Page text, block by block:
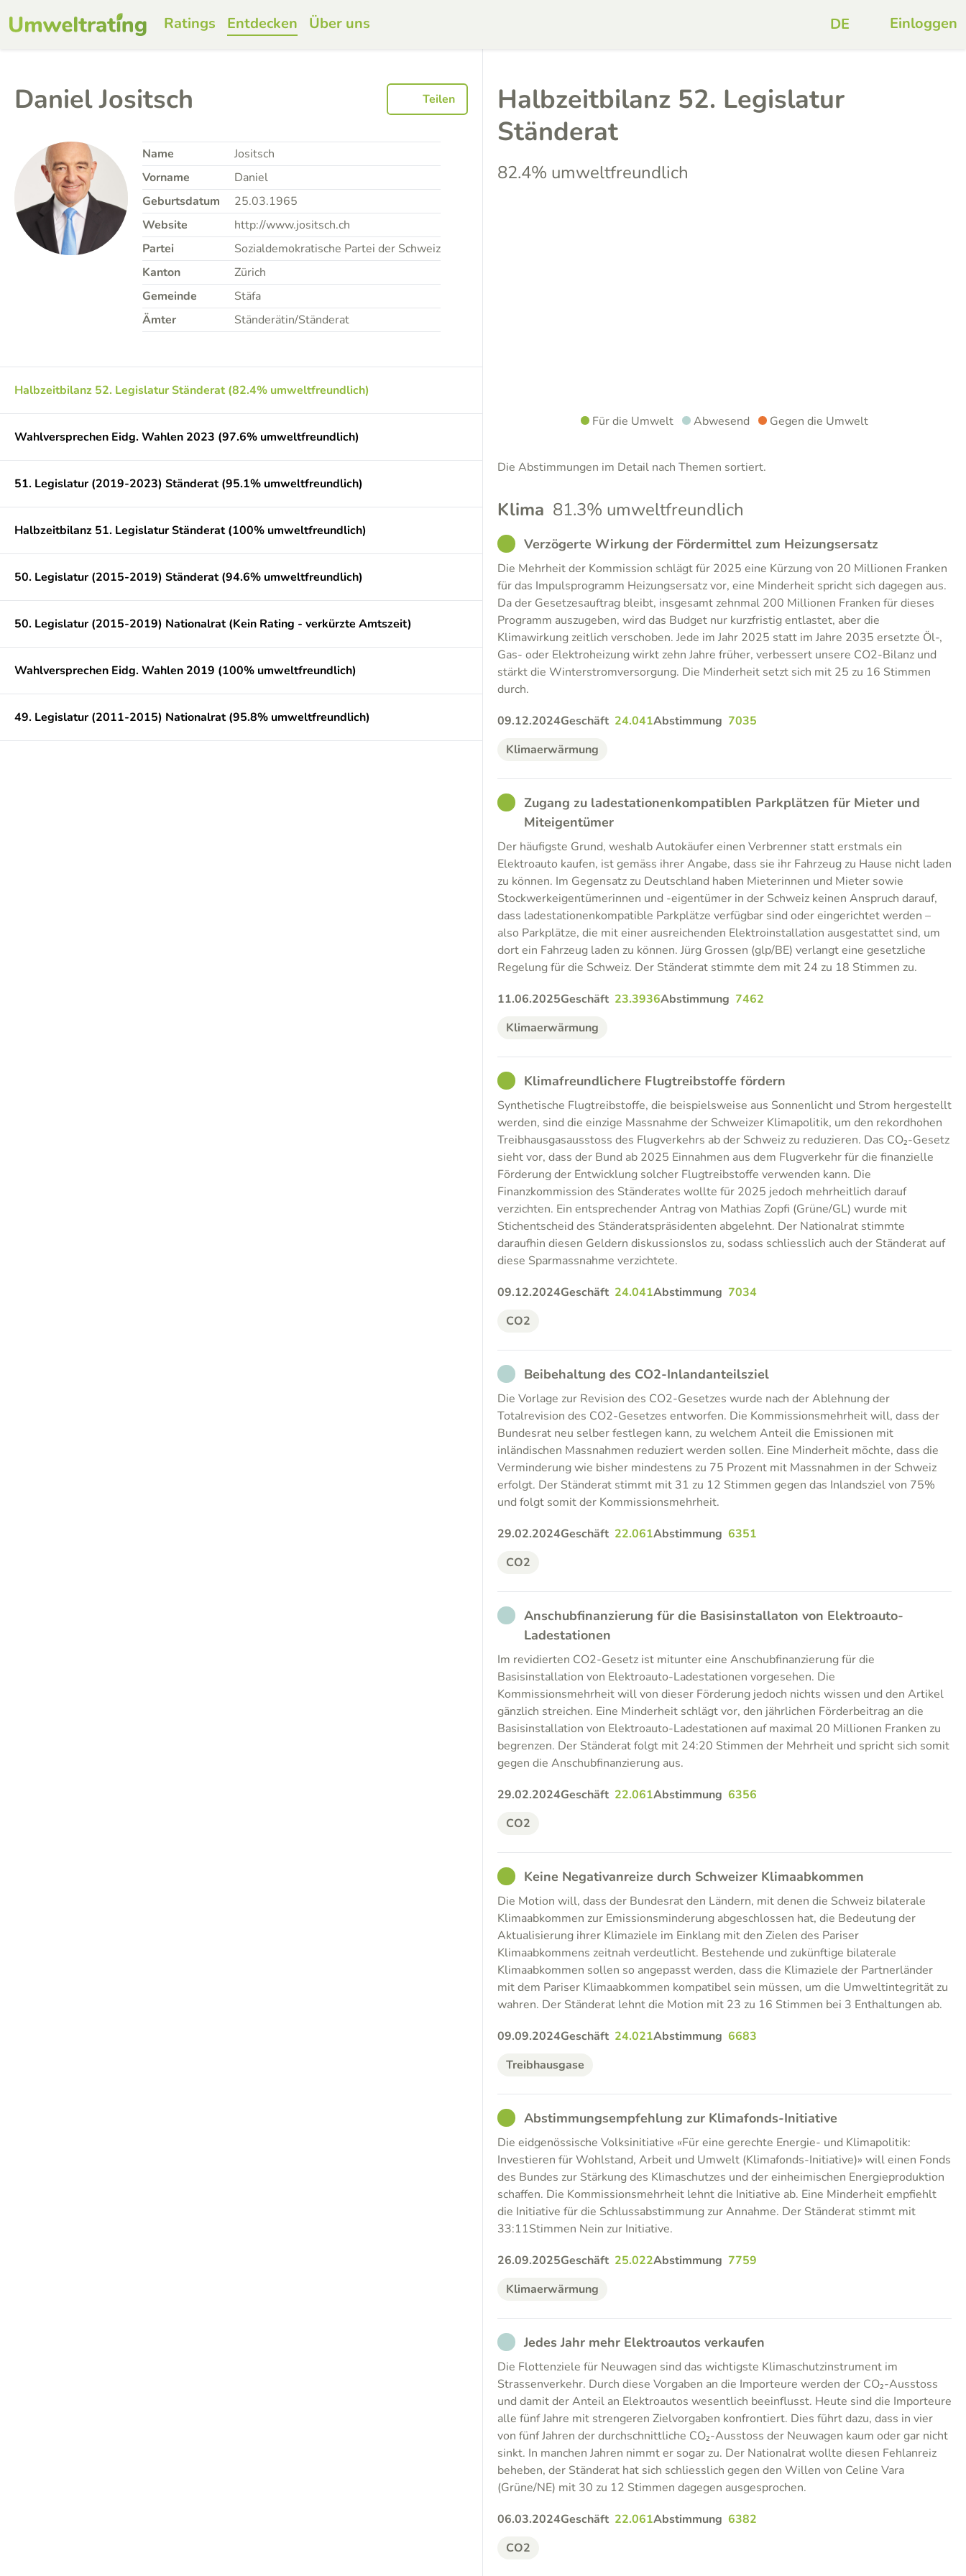
Ratings Entdecken Über uns Einloggen
Daniel Jositsch Teilen
Name
Jositsch
Vorname
Daniel
Geburtsdatum
25.03.1965
Website
http://www.jositsch.ch
Partei
Sozialdemokratische Partei der Schweiz
Kanton
Zürich
Gemeinde
Stäfa
Ämter
Ständerätin/Ständerat
Halbzeitbilanz 52. Legislatur Ständerat (82.4% umweltfreundlich)
Wahlversprechen Eidg. Wahlen 2023 (97.6% umweltfreundlich)
51. Legislatur (2019-2023) Ständerat (95.1% umweltfreundlich)
Halbzeitbilanz 51. Legislatur Ständerat (100% umweltfreundlich)
50. Legislatur (2015-2019) Ständerat (94.6% umweltfreundlich)
50. Legislatur (2015-2019) Nationalrat (Kein Rating - verkürzte Amtszeit)
Wahlversprechen Eidg. Wahlen 2019 (100% umweltfreundlich)
49. Legislatur (2011-2015) Nationalrat (95.8% umweltfreundlich)
Halbzeitbilanz 52. Legislatur
Ständerat
82.4% umweltfreundlich
Für die Umwelt Abwesend Gegen die Umwelt
Die Abstimmungen im Detail nach Themen sortiert.
Klima 81.3% umweltfreundlich
GOODVerzögerte Wirkung der Fördermittel zum Heizungsersatz
Die Mehrheit der Kommission schlägt für 2025 eine Kürzung von 20 Millionen Franken
für das Impulsprogramm Heizungsersatz vor, eine Minderheit spricht sich dagegen aus.
Da der Gesetzesauftrag bleibt, insgesamt zehnmal 200 Millionen Franken für dieses
Programm auszugeben, wird das Budget nur kurzfristig entlastet, aber die
Klimawirkung zeitlich verschoben. Jede im Jahr 2025 statt im Jahre 2035 ersetzte Öl-,
Gas- oder Elektroheizung wirkt zehn Jahre früher, verbessert unsere CO2-Bilanz und
stärkt die Winterstromversorgung. Die Minderheit setzt sich mit 25 zu 16 Stimmen
durch.
09.12.2024Geschäft 24.041Abstimmung 7035
Klimaerwärmung
GOODZugang zu ladestationenkompatiblen Parkplätzen für Mieter und
Miteigentümer
Der häufigste Grund, weshalb Autokäufer einen Verbrenner statt erstmals ein
Elektroauto kaufen, ist gemäss ihrer Angabe, dass sie ihr Fahrzeug zu Hause nicht laden
zu können. Im Gegensatz zu Deutschland haben Mieterinnen und Mieter sowie
Stockwerkeigentümerinnen und -eigentümer in der Schweiz keinen Anspruch darauf,
dass ladestationenkompatible Parkplätze verfügbar sind oder eingerichtet werden –
also Parkplätze, die mit einer ausreichenden Elektroinstallation ausgestattet sind, um
dort ein Fahrzeug laden zu können. Jürg Grossen (glp/BE) verlangt eine gesetzliche
Regelung für die Schweiz. Der Ständerat stimmte dem mit 24 zu 18 Stimmen zu.
11.06.2025Geschäft 23.3936Abstimmung 7462
Klimaerwärmung
GOODKlimafreundlichere Flugtreibstoffe fördern
Synthetische Flugtreibstoffe, die beispielsweise aus Sonnenlicht und Strom hergestellt
werden, sind die einzige Massnahme der Schweizer Klimapolitik, um den rekordhohen
Treibhausgasausstoss des Flugverkehrs ab der Schweiz zu reduzieren. Das CO₂-Gesetz
sieht vor, dass der Bund ab 2025 Einnahmen aus dem Flugverkehr für die finanzielle
Förderung der Entwicklung solcher Flugtreibstoffe verwenden kann. Die
Finanzkommission des Ständerates wollte für 2025 jedoch mehrheitlich darauf
verzichten. Ein entsprechender Antrag von Mathias Zopfi (Grüne/GL) wurde mit
Stichentscheid des Ständeratspräsidenten abgelehnt. Der Nationalrat stimmte
daraufhin diesen Geldern diskussionslos zu, sodass schliesslich auch der Ständerat auf
diese Sparmassnahme verzichtete.
09.12.2024Geschäft 24.041Abstimmung 7034
CO2
NOT_PARTICIPATED
Beibehaltung des CO2-Inlandanteilsziel
Die Vorlage zur Revision des CO2-Gesetzes wurde nach der Ablehnung der
Totalrevision des CO2-Gesetzes entworfen. Die Kommissionsmehrheit will, dass der
Bundesrat neu selber festlegen kann, zu welchem Anteil die Emissionen mit
inländischen Massnahmen reduziert werden sollen. Eine Minderheit möchte, dass die
Verminderung wie bisher mindestens zu 75 Prozent mit Massnahmen in der Schweiz
erfolgt. Der Ständerat stimmt mit 31 zu 12 Stimmen gegen das Inlandsziel von 75%
und folgt somit der Kommissionsmehrheit.
29.02.2024Geschäft 22.061Abstimmung 6351
CO2
NOT_PARTICIPATED
Anschubfinanzierung für die Basisinstallaton von Elektroauto-
Ladestationen
Im revidierten CO2-Gesetz ist mitunter eine Anschubfinanzierung für die
Basisinstallation von Elektroauto-Ladestationen vorgesehen. Die
Kommissionsmehrheit will von dieser Förderung jedoch nichts wissen und den Artikel
gänzlich streichen. Eine Minderheit schlägt vor, den jährlichen Förderbeitrag an die
Basisinstallation von Elektroauto-Ladestationen auf maximal 20 Millionen Franken zu
begrenzen. Der Ständerat folgt mit 24:20 Stimmen der Mehrheit und spricht sich somit
gegen die Anschubfinanzierung aus.
29.02.2024Geschäft 22.061Abstimmung 6356
CO2
GOODKeine Negativanreize durch Schweizer Klimaabkommen
Die Motion will, dass der Bundesrat den Ländern, mit denen die Schweiz bilaterale
Klimaabkommen zur Emissionsminderung abgeschlossen hat, die Bedeutung der
Aktualisierung ihrer Klimaziele im Einklang mit den Zielen des Pariser
Klimaabkommens zeitnah verdeutlicht. Bestehende und zukünftige bilaterale
Klimaabkommen sollen so angepasst werden, dass die Klimaziele der Partnerländer
mit dem Pariser Klimaabkommen kompatibel sein müssen, um die Umweltintegrität zu
wahren. Der Ständerat lehnt die Motion mit 23 zu 16 Stimmen bei 3 Enthaltungen ab.
09.09.2024Geschäft 24.021Abstimmung 6683
Treibhausgase
GOODAbstimmungsempfehlung zur Klimafonds-Initiative
Die eidgenössische Volksinitiative «Für eine gerechte Energie- und Klimapolitik:
Investieren für Wohlstand, Arbeit und Umwelt (Klimafonds-Initiative)» will einen Fonds
des Bundes zur Stärkung des Klimaschutzes und der einheimischen Energieproduktion
schaffen. Die Kommissionsmehrheit lehnt die Initiative ab. Eine Minderheit empfiehlt
die Initiative für die Schlussabstimmung zur Annahme. Der Ständerat stimmt mit
33:11Stimmen Nein zur Initiative.
26.09.2025Geschäft 25.022Abstimmung 7759
Klimaerwärmung
NOT_PARTICIPATED
Jedes Jahr mehr Elektroautos verkaufen
Die Flottenziele für Neuwagen sind das wichtigste Klimaschutzinstrument im
Strassenverkehr. Durch diese Vorgaben an die Importeure werden der CO₂-Ausstoss
und damit der Anteil an Elektroautos wesentlich beeinflusst. Heute sind die Importeure
alle fünf Jahre mit strengeren Zielvorgaben konfrontiert. Dies führt dazu, dass in vier
von fünf Jahren der durchschnittliche CO₂-Ausstoss der Neuwagen kaum oder gar nicht
sinkt. In manchen Jahren nimmt er sogar zu. Der Nationalrat wollte diesen Fehlanreiz
beheben, der Ständerat hat sich schliesslich gegen den Willen von Celine Vara
(Grüne/NE) mit 30 zu 12 Stimmen dagegen ausgesprochen.
06.03.2024Geschäft 22.061Abstimmung 6382
CO2